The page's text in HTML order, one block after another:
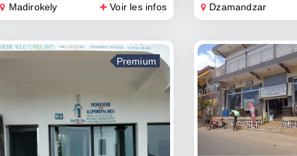
Madirokely Voir les infos Dzamandzar
Premium